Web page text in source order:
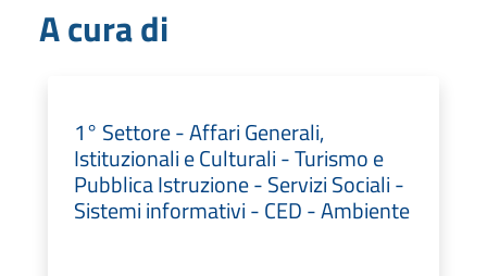
A cura di
1° Settore - Affari Generali,
Istituzionali e Culturali - Turismo e
Pubblica Istruzione - Servizi Sociali -
Sistemi informativi - CED - Ambiente